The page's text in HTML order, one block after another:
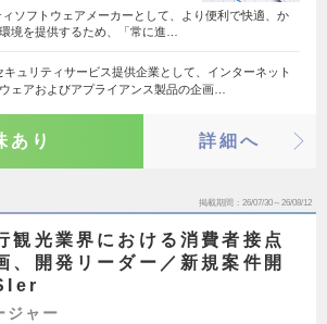
ソフトウェアメーカーとして、より便利で快適、か
境を提供するため、「常に進…
キュリティサービス提供企業として、インターネット
ェアおよびアプライアンス製品の企画…
あり 詳細へ
掲載期間 26/07/30～26/08/12
観光業界における消費者接点
、開発リーダー／新規案件開
ジャー